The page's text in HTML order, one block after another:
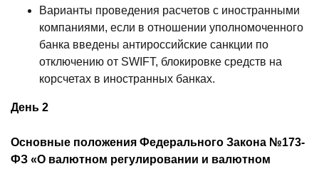
Варианты проведения расчетов с иностранными
компаниями, если в отношении уполномоченного
банка введены антироссийские санкции по
отключению от SWIFT, блокировке средств на
корсчетах в иностранных банках.
День 2
Основные положения Федерального Закона №173-
ФЗ «О валютном регулировании и валютном